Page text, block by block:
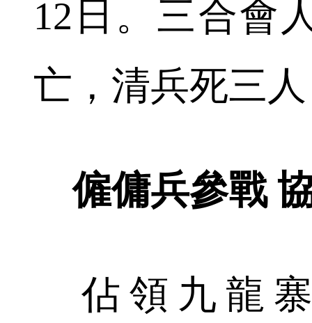
12日。三合會
亡，清兵死三
僱傭兵參戰
佔領九龍